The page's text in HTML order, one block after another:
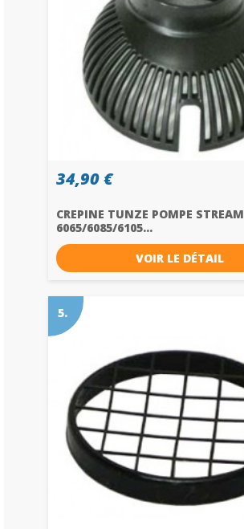
34,90 €
CREPINE TUNZE POMPE STREAM
6065/6085/6105...
VOIR LE DÉTAIL
5.